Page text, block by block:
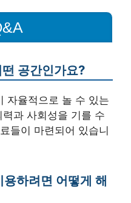
공간인가요?
자율적으로 놀 수 있는
과 사회성을 기를 수
들이 마련되어 있습니
하려면 어떻게 해